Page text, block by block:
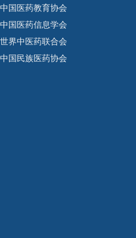
中国医药教育协会
中国医药信息学会
世界中医药联合会
中国民族医药协会